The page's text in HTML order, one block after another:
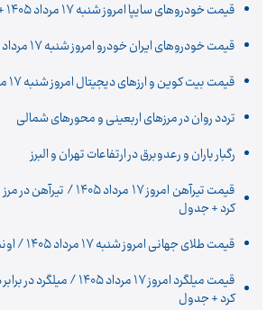
قیمت خودرو‌های سایپا امروز شنبه ۱۷ مرداد ۱۴۰۵ + جدول
قیمت خودرو‌های ایران خودرو امروز شنبه ۱۷ مرداد ۱۴۰۵ + جدول
قیمت بیت کوین و ارز‌های دیجیتال امروز شنبه ۱۷ مرداد ۱۴۰۵ + جدول
تردد روان در مرزهای اربعینی و محورهای شمالی
رگبار باران و رعدوبرق در ارتفاعات تهران و البرز
قیمت تیرآهن امروز ۱۷
کرد + جدول
قیمت طلای جهانی امروز شنبه ۱۷ مرداد ۱۴۰۵ / اونس طلا اوج گرفت
قیمت میلگرد امروز ۱۷ مرداد
کرد + جدول